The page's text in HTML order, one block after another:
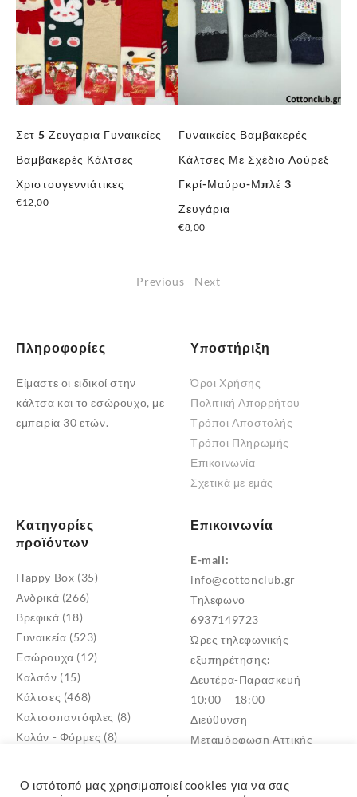
Σετ 5 Ζευγαρια Γυναικείες
Βαμβακερές Κάλτσες
Χριστουγεννιάτικες
€12,00
Γυναικείες Βαμβακερές
Κάλτσες Με Σχέδιο Λούρεξ
Γκρί-Μαύρο-Μπλέ 3
Ζευγάρια
€8,00
Previous - Next
Πληροφορίες
Είμαστε οι ειδικοί στην
κάλτσα και το εσώρουχο, με
εμπειρία 30 ετών.
Υποστήριξη
Όροι Χρήσης
Πολιτική Απορρήτου
Τρόποι Αποστολής
Τρόποι Πληρωμής
Επικοινωνία
Σχετικά με εμάς
Κατηγορίες
προϊόντων
Happy Box (35)
Ανδρικά (266)
Βρεφικά (18)
Γυναικεία (523)
Εσώρουχα (12)
Καλσόν (15)
Κάλτσες (468)
Καλτσοπαντόφλες (8)
Κολάν - Φόρμες (8)
Επικοινωνία
E-mail:
info@cottonclub.gr
Τηλεφωνο
6937149723
Ώρες τηλεφωνικής
εξυπηρέτησης:
Δευτέρα-Παρασκευή
10:00 – 18:00
Διεύθυνση
Μεταμόρφωση Αττικής
Ο ιστότοπό μας χρησιμοποιεί cookies για να σας